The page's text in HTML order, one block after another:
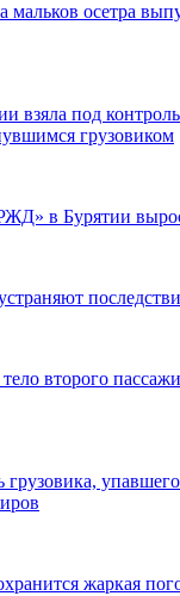
осетра
взяла под
грузовиком
в Бурятии
второго
жаркая